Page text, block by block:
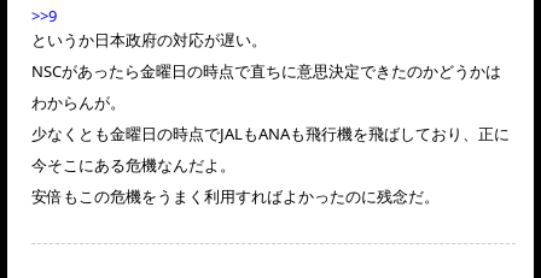
>>9
というか日本政府の対応が遅い。
NSCがあったら金曜日の時点で直ちに意思決定できたのかどうかは
わからんが。
少なくとも金曜日の時点でJALもANAも飛行機を飛ばしており、正に
今そこにある危機なんだよ。
安倍もこの危機をうまく利用すればよかったのに残念だ。